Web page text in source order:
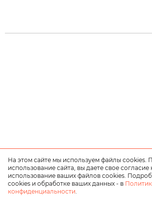
На этом сайте мы используем файлы cookies.
использование сайта, вы даете свое согласие
использование ваших файлов cookies.
cookies и обработке ваших данных - в
конфиденциальности.